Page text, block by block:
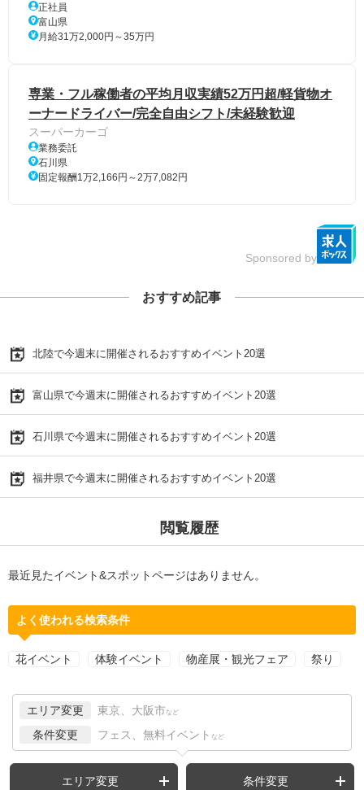
正社員
富山県
月給31万2,000円～35万円
専業・フル稼働者の平均月収実績52万円超/軽貨物オ
ーナードライバー/完全自由シフト/未経験歓迎
スーパーカーゴ
業務委託
石川県
固定報酬1万2,166円～2万7,082円
Sponsored by
おすすめ記事
北陸で今週末に開催されるおすすめイベント20選
富山県で今週末に開催されるおすすめイベント20選
石川県で今週末に開催されるおすすめイベント20選
福井県で今週末に開催されるおすすめイベント20選
閲覧履歴
最近見たイベント&スポットページはありません。
よく使われる検索条件
花イベント 体験イベント 物産展・観光フェア 祭り
エリア変更 東京、大阪市 など
条件変更 フェス、無料イベント など
エリア変更 条件変更